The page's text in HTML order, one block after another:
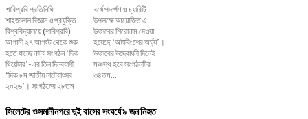
শাবিপ্রবি প্রতিনিধি:
শাহজালাল বিজ্ঞান ও প্রযুক্তি
বিশ্ববিদ্যালয়ে (শাবিপ্রবি)
আগামী ২৭ আগস্ট থেকে শুরু
হতে যাচ্ছে নাট্য সংগঠন ‘দিক
থিয়েটার’-এর তিন দিনব্যাপী
‘দিক ৮ম জাতীয় নাট্যোৎসব
২০২৬’। সংগঠনের ২৮তম
বর্ষে পদার্পণ ও চ্যারিটি
উপলক্ষে আয়োজিত এ
উৎসবের শিরোনাম দেওয়া
হয়েছে ‘অষ্টাবিংশের অর্ঘ্য’।
উৎসবের উদ্বোধনী দিনেই
মঞ্চস্থ হবে সংগঠনটির
৩৪তম...
সিলেটের ওসমানীনগরে দুই বাসের সংঘর্ষে ৯ জন নিহত